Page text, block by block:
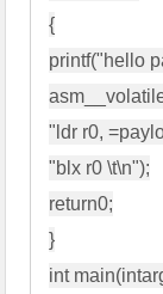
{
printf("hello
"ldr r0,
"blx r0 \t\n");
return0;
}
int